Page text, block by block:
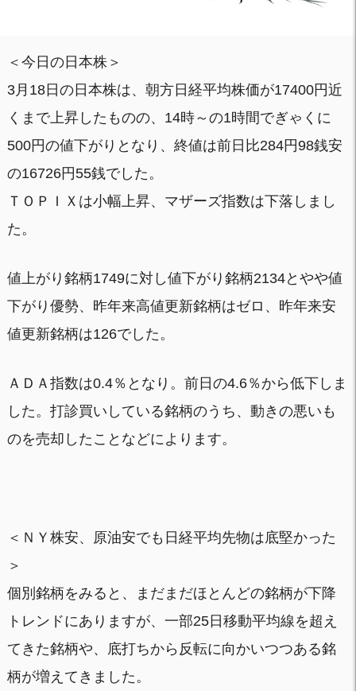
＜今日の日本株＞
3月18日の日本株は、朝方日経平均株価が17400円近
くまで上昇したものの、14時～の1時間でぎゃくに
500円の値下がりとなり、終値は前日比284円98銭安
の16726円55銭でした。
ＴＯＰＩＸは小幅上昇、マザーズ指数は下落しまし
た。
値上がり銘柄1749に対し値下がり銘柄2134とやや値
下がり優勢、昨年来高値更新銘柄はゼロ、昨年来安
値更新銘柄は126でした。
ＡＤＡ指数は0.4％となり。前日の4.6％から低下しま
した。打診買いしている銘柄のうち、動きの悪いも
のを売却したことなどによります。
＜ＮＹ株安、原油安でも日経平均先物は底堅かった
＞
個別銘柄をみると、まだまだほとんどの銘柄が下降
トレンドにありますが、一部25日移動平均線を超え
てきた銘柄や、底打ちから反転に向かいつつある銘
柄が増えてきました。